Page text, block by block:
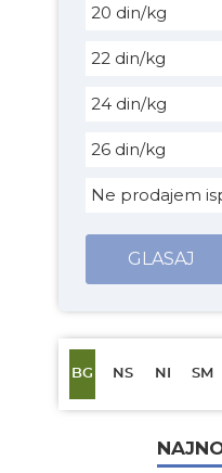
20 din/kg
22 din/kg
24 din/kg
26 din/kg
Ne prodajem
GLASAJ
BG NS NI SM